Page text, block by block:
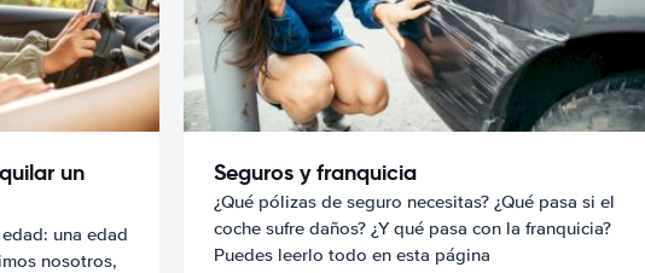
un
una edad
nosotros,
Seguros y franquicia
¿Qué pólizas de seguro necesitas? ¿Qué pasa si el
coche sufre daños? ¿Y qué pasa con la franquicia?
Puedes leerlo todo en esta página